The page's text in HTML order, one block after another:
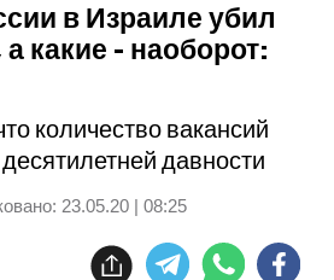
в Израиле убил
какие - наоборот:
количество вакансий
давности
23.05.20 | 08:25